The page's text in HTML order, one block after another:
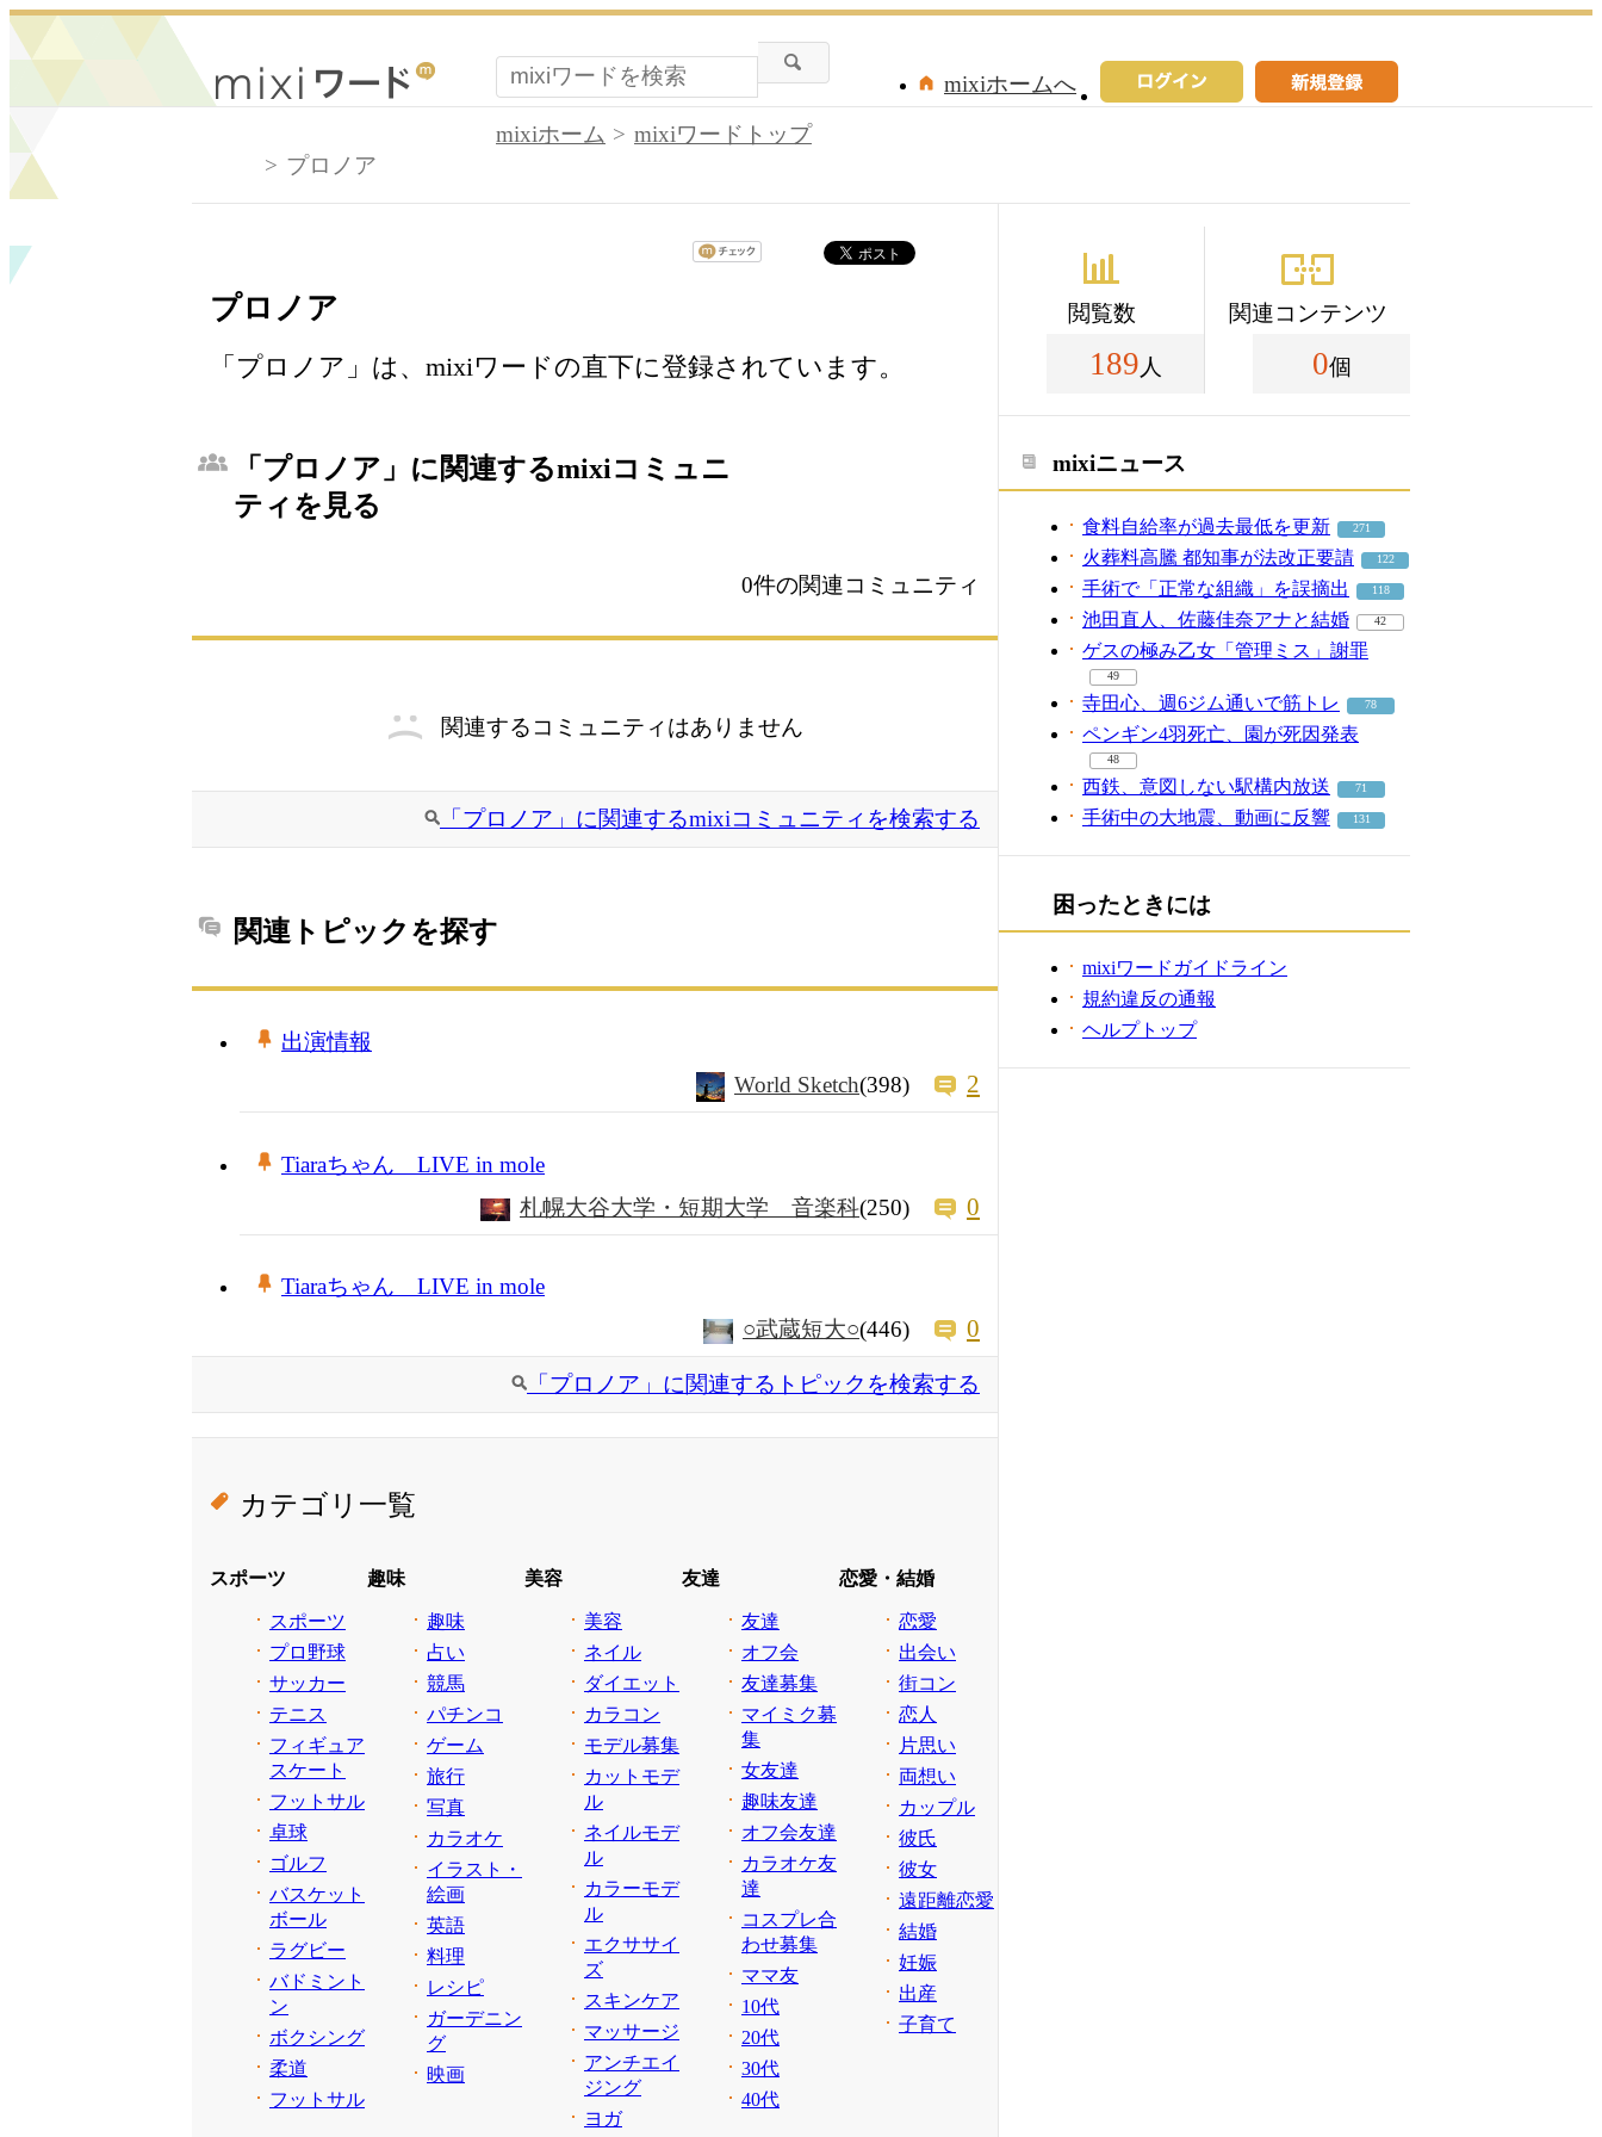
mixiホームへ
mixiホーム
mixiワードトップ
プロノア
プロノア
「プロノア」は、mixiワードの直下に登録されています。
「プロノア」に関連するmixiコミュニ
ティを見る
0件の関連コミュニティ
関連するコミュニティはありません
「プロノア」に関連するmixiコミュニティを検索する
関連トピックを探す
出演情報
World Sketch(398) 2
Tiaraちゃん LIVE in mole
札幌大谷大学・短期大学 音楽科(250) 0
Tiaraちゃん LIVE in mole
○武蔵短大○(446) 0
「プロノア」に関連するトピックを検索する
カテゴリ一覧
スポーツ
スポーツ
プロ野球
サッカー
テニス
フィギュア
スケート
フットサル
卓球
ゴルフ
バスケット
ボール
ラグビー
バドミント
ン
ボクシング
柔道
フットサル
趣味
趣味
占い
競馬
パチンコ
ゲーム
旅行
写真
カラオケ
イラスト・
絵画
英語
料理
レシピ
ガーデニン
グ
映画
美容
美容
ネイル
ダイエット
カラコン
モデル募集
カットモデ
ル
ネイルモデ
ル
カラーモデ
ル
エクササイ
ズ
スキンケア
マッサージ
アンチエイ
ジング
ヨガ
友達
友達
オフ会
友達募集
マイミク募
集
女友達
趣味友達
オフ会友達
カラオケ友
達
コスプレ合
わせ募集
ママ友
10代
20代
30代
40代
恋愛・結婚
恋愛
出会い
街コン
恋人
片思い
両想い
カップル
彼氏
彼女
遠距離恋愛
結婚
妊娠
出産
子育て
閲覧数
189 人
関連コンテンツ
0個
mixiニュース
食料自給率が過去最低を更新 271
火葬料高騰 都知事が法改正要請 122
手術で「正常な組織」を誤摘出 118
池田直人、佐藤佳奈アナと結婚 42
ゲスの極み乙女「管理ミス」謝罪
49
寺田心、週6ジム通いで筋トレ 78
ペンギン4羽死亡、園が死因発表
48
西鉄、意図しない駅構内放送 71
手術中の大地震、動画に反響 131
困ったときには
mixiワードガイドライン
規約違反の通報
ヘルプトップ